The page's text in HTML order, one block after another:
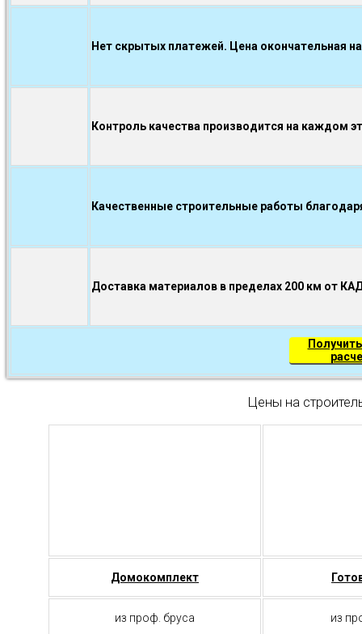
Нет скрытых платежей. Цена окончательная
Контроль качества производится на каждом
Качественные строительные работы
Доставка материалов в пределах 200 км от
Цены на
Домокомплект
из проф. бруса
из